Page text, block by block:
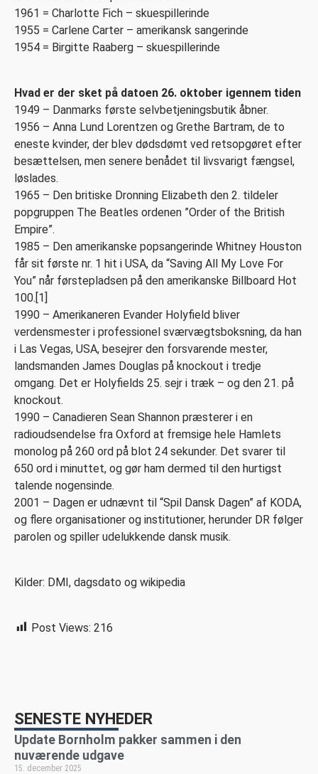
1961 = Charlotte Fich – skuespillerinde
1955 = Carlene Carter – amerikansk sangerinde
1954 = Birgitte Raaberg – skuespillerinde
Hvad er der sket på datoen 26. oktober igennem tiden
1949 – Danmarks første selvbetjeningsbutik åbner.
1956 – Anna Lund Lorentzen og Grethe Bartram, de to
eneste kvinder, der blev dødsdømt ved retsopgøret efter
besættelsen, men senere benådet til livsvarigt fængsel,
løslades.
1965 – Den britiske Dronning Elizabeth den 2. tildeler
popgruppen The Beatles ordenen ”Order of the British
Empire”.
1985 – Den amerikanske popsangerinde Whitney Houston
får sit første nr. 1 hit i USA, da “Saving All My Love For
You” når førstepladsen på den amerikanske Billboard Hot
100.[1]
1990 – Amerikaneren Evander Holyfield bliver
verdensmester i professionel sværvægtsboksning, da han
i Las Vegas, USA, besejrer den forsvarende mester,
landsmanden James Douglas på knockout i tredje
omgang. Det er Holyfields 25. sejr i træk – og den 21. på
knockout.
1990 – Canadieren Sean Shannon præsterer i en
radioudsendelse fra Oxford at fremsige hele Hamlets
monolog på 260 ord på blot 24 sekunder. Det svarer til
650 ord i minuttet, og gør ham dermed til den hurtigst
talende nogensinde.
2001 – Dagen er udnævnt til “Spil Dansk Dagen” af KODA,
og flere organisationer og institutioner, herunder DR følger
parolen og spiller udelukkende dansk musik.
Kilder: DMI, dagsdato og wikipedia
Post Views: 216
SENESTE NYHEDER
Update Bornholm pakker sammen i den
nuværende udgave
15. december 2025